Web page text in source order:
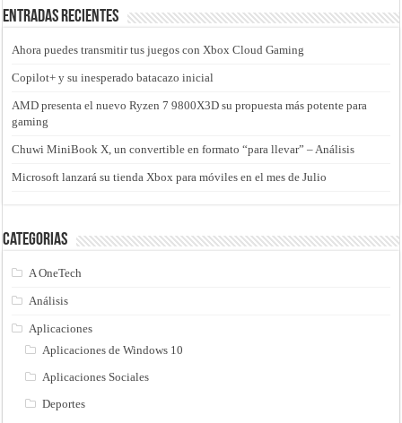
Entradas recientes
Ahora puedes transmitir tus juegos con Xbox Cloud Gaming
Copilot+ y su inesperado batacazo inicial
AMD presenta el nuevo Ryzen 7 9800X3D su propuesta más potente para
gaming
Chuwi MiniBook X, un convertible en formato “para llevar” – Análisis
Microsoft lanzará su tienda Xbox para móviles en el mes de Julio
Categorias
A OneTech
Análisis
Aplicaciones
Aplicaciones de Windows 10
Aplicaciones Sociales
Deportes